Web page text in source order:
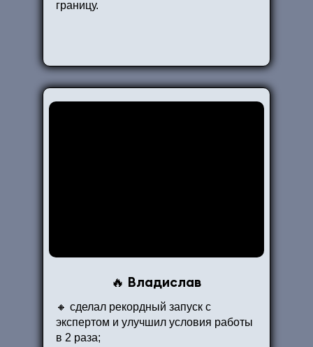
границу.
🔥 Владислав
🔸 сделал рекордный запуск с
экспертом и улучшил условия работы
в 2 раза;